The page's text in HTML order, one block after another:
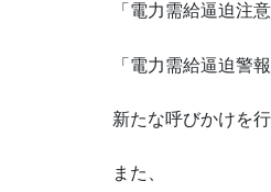
「電力需給逼迫注意
「電力需給逼迫警
新たな呼びかけを
また、